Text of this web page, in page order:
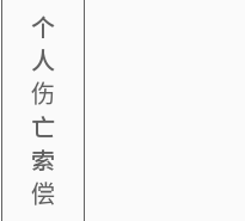
个
人
伤
亡
索
偿